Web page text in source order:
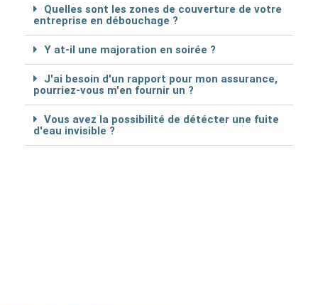
Quelles sont les zones de couverture de votre
entreprise en débouchage ?
Y at-il une majoration en soirée ?
J'ai besoin d'un rapport pour mon assurance,
pourriez-vous m'en fournir un ?
Vous avez la possibilité de détécter une fuite
d'eau invisible ?